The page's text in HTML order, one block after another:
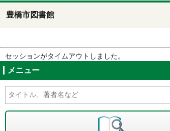
豊橋市図書館
セッションがタイムアウトしました。
メニュー